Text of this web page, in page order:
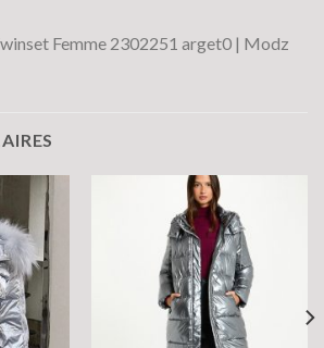
Femme 2302251 arget0 | Modz